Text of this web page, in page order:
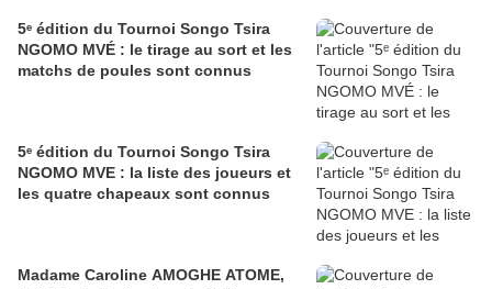
5ᵉ édition du Tournoi Songo Tsira
NGOMO MVÉ : le tirage au sort et les
matchs de poules sont connus
5ᵉ édition du Tournoi Songo Tsira
NGOMO MVE : la liste des joueurs et
les quatre chapeaux sont connus
Madame Caroline AMOGHE ATOME,